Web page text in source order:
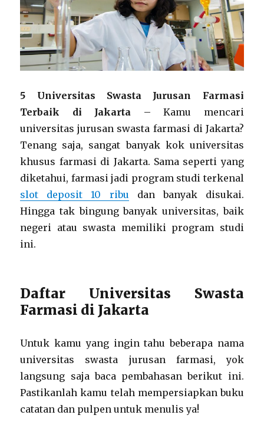
5 Universitas Swasta Jurusan Farmasi
Terbaik di Jakarta – Kamu mencari
universitas jurusan swasta farmasi di Jakarta?
Tenang saja, sangat banyak kok universitas
khusus farmasi di Jakarta. Sama seperti yang
diketahui, farmasi jadi program studi terkenal
slot deposit 10 ribu dan banyak disukai.
Hingga tak bingung banyak universitas, baik
negeri atau swasta memiliki program studi
ini.
Daftar Universitas Swasta
Farmasi di Jakarta
Untuk kamu yang ingin tahu beberapa nama
universitas swasta jurusan farmasi, yok
langsung saja baca pembahasan berikut ini.
Pastikanlah kamu telah mempersiapkan buku
catatan dan pulpen untuk menulis ya!